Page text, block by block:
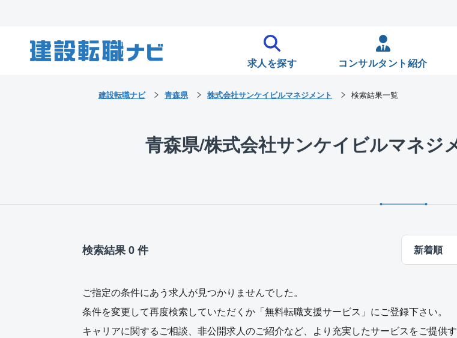
求人を探す コンサルタント紹介
青森県/株式会社サンケイビルマネジ
検索結果 0 件 新着順
ご指定の条件にあう求人が見つかりませんでした。
条件を変更して再度検索していただくか「無料転職支援サービス」にご登録下さい。
キャリアに関するご相談、非公開求人のご紹介など、より充実したサービスをご提供
建設転職ナビ 青森県 株式会社サンケイビルマネジメント 検索結果一覧